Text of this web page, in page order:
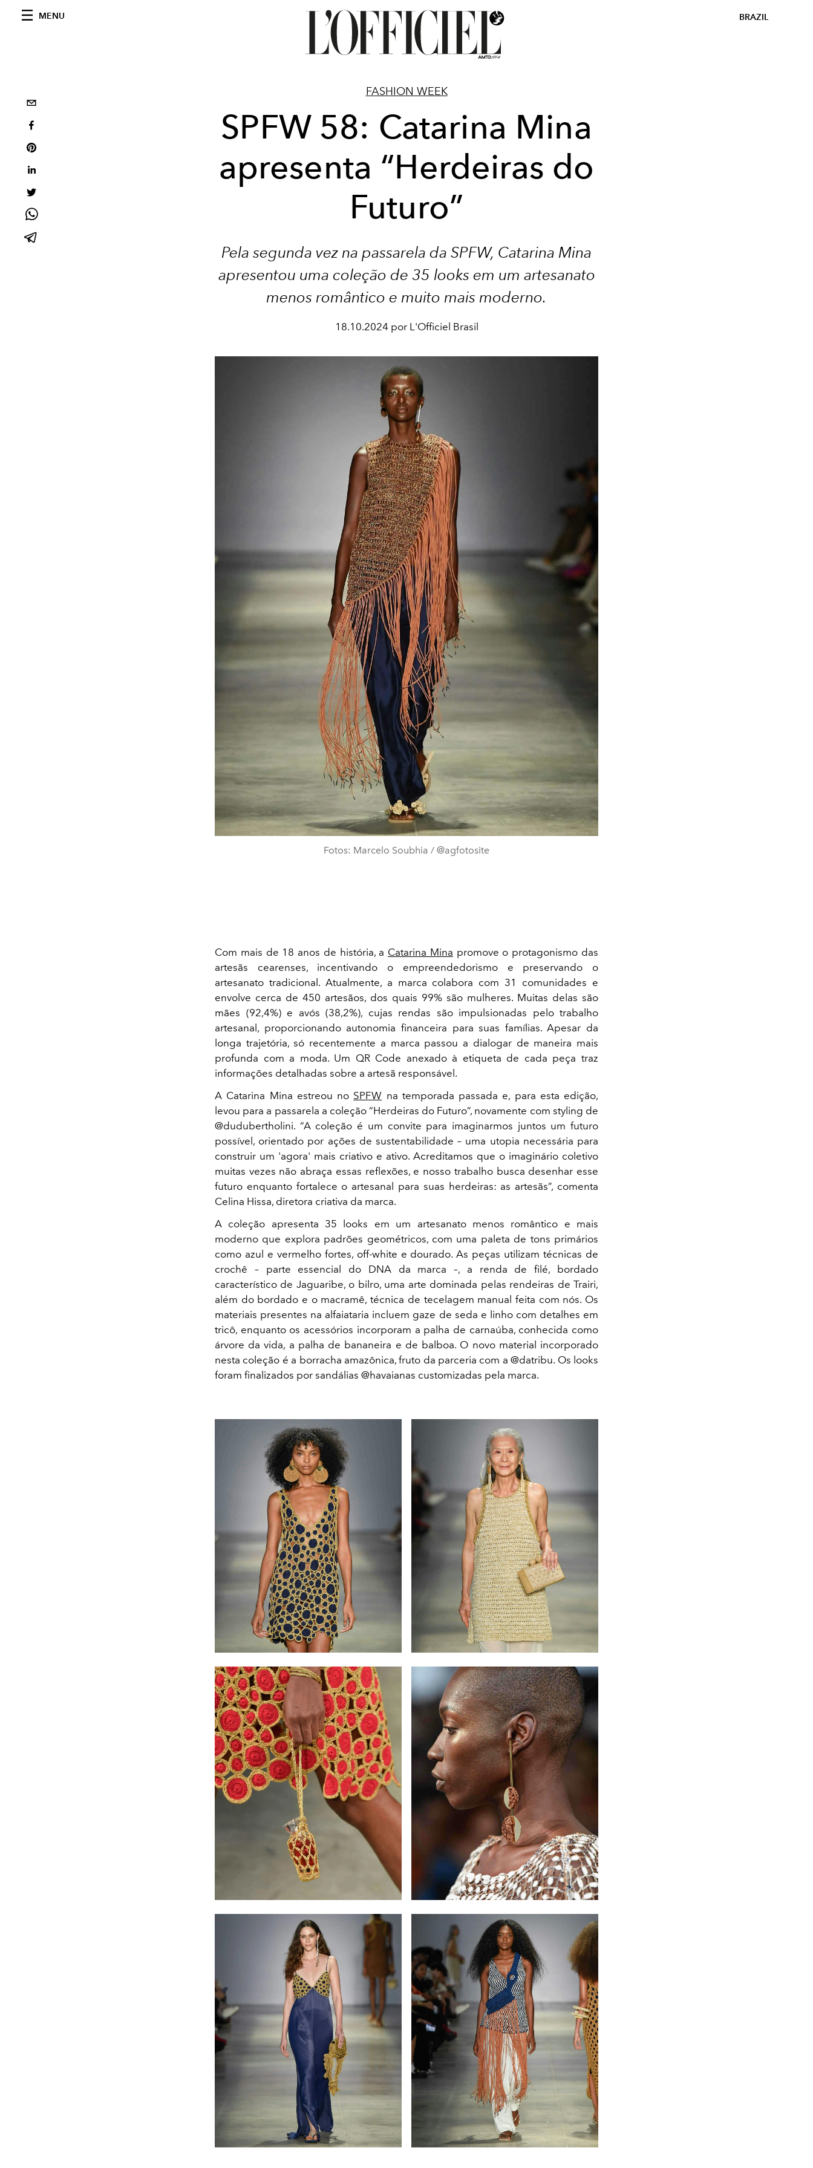
MENU BRAZIL
FASHION WEEK
SPFW 58: Catarina Mina
apresenta “Herdeiras do
Futuro”
Pela segunda vez na passarela da SPFW, Catarina Mina
apresentou uma coleção de 35 looks em um artesanato
menos romântico e muito mais moderno.
18.10.2024 por L'Officiel Brasil
Fotos: Marcelo Soubhia / @agfotosite
Com mais de 18 anos de história, a Catarina Mina promove o protagonismo das
artesãs cearenses, incentivando o empreendedorismo e preservando o
artesanato tradicional. Atualmente, a marca colabora com 31 comunidades e
envolve cerca de 450 artesãos, dos quais 99% são mulheres. Muitas delas são
mães (92,4%) e avós (38,2%), cujas rendas são impulsionadas pelo trabalho
artesanal, proporcionando autonomia financeira para suas famílias. Apesar da
longa trajetória, só recentemente a marca passou a dialogar de maneira mais
profunda com a moda. Um QR Code anexado à etiqueta de cada peça traz
informações detalhadas sobre a artesã responsável.
A Catarina Mina estreou no SPFW na temporada passada e, para esta edição,
levou para a passarela a coleção “Herdeiras do Futuro”, novamente com styling de
@dudubertholini. “A coleção é um convite para imaginarmos juntos um futuro
possível, orientado por ações de sustentabilidade – uma utopia necessária para
construir um 'agora' mais criativo e ativo. Acreditamos que o imaginário coletivo
muitas vezes não abraça essas reflexões, e nosso trabalho busca desenhar esse
futuro enquanto fortalece o artesanal para suas herdeiras: as artesãs”, comenta
Celina Hissa, diretora criativa da marca.
A coleção apresenta 35 looks em um artesanato menos romântico e mais
moderno que explora padrões geométricos, com uma paleta de tons primários
como azul e vermelho fortes, off-white e dourado. As peças utilizam técnicas de
crochê – parte essencial do DNA da marca –, a renda de filé, bordado
característico de Jaguaribe, o bilro, uma arte dominada pelas rendeiras de Trairi,
além do bordado e o macramê, técnica de tecelagem manual feita com nós. Os
materiais presentes na alfaiataria incluem gaze de seda e linho com detalhes em
tricô, enquanto os acessórios incorporam a palha de carnaúba, conhecida como
árvore da vida, a palha de bananeira e de balboa. O novo material incorporado
nesta coleção é a borracha amazônica, fruto da parceria com a @datribu. Os looks
foram finalizados por sandálias @havaianas customizadas pela marca.